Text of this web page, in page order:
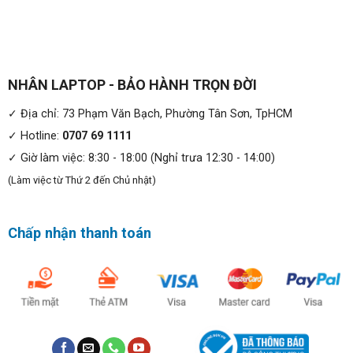
kềnh. Tất nhiên rồi với màn hình
17.3”cùng với hệ thống
NHÂN LAPTOP - BẢO HÀNH TRỌN ĐỜI
✓ Địa chỉ: 73 Phạm Văn Bạch, Phường Tân Sơn, TpHCM
✓ Hotline: 0707 69 1111
✓ Giờ làm việc: 8:30 - 18:00 (Nghỉ trưa 12:30 - 14:00)
(Làm việc từ Thứ 2 đến Chủ nhật)
Chấp nhận thanh toán